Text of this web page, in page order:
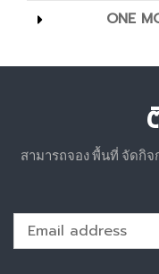
ONE
สามารถจอง พื้นที่ จัดกิ